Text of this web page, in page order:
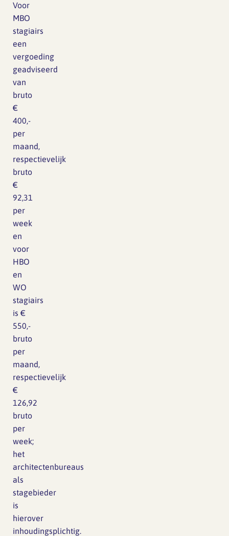
Voor
MBO
stagiairs
een
vergoeding
geadviseerd
van
bruto
€
400,-
per
maand,
respectievelijk
bruto
€
92,31
per
week
en
voor
HBO
en
WO
stagiairs
is €
550,-
bruto
per
maand,
respectievelijk
€
126,92
bruto
per
week;
het
architectenbureaus
als
stagebieder
is
hierover
inhoudingsplichtig.